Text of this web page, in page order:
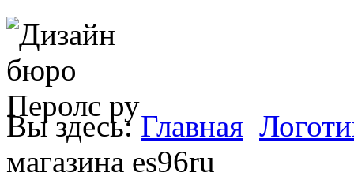
Вы здесь: Главная
магазина es96ru